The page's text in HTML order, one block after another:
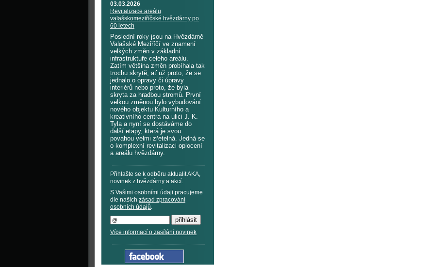
03.03.2026
Revitalizace areálu
valašskomeziříčské hvězdárny po
60 letech
Poslední roky jsou na Hvězdárně
Valašské Meziříčí ve znamení
velkých změn v základní
infrastruktuře celého areálu.
Zatím většina změn probíhala tak
trochu skrytě, ať už proto, že se
jednalo o opravy či úpravy
interiérů nebo proto, že byla
skryta za hradbou stromů. První
velkou změnou bylo vybudování
nového objektu Kulturního a
kreativního centra na ulici J. K.
Tyla a nyní se dostáváme do
další etapy, která je svou
povahou velmi zřetelná. Jedná se
o komplexní revitalizaci oplocení
a areálu hvězdárny.
Přihlašte se k odběru aktualit AKA,
novinek z hvězdárny a akcí:
S Vašimi osobními údaji pracujeme
dle našich zásad zpracování
osobních údajů.
Více informací o zasílání novinek